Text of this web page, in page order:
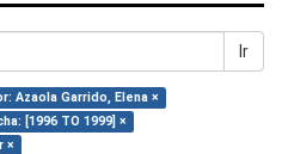
Ir
Azaola Garrido, Elena ×
[1996 TO 1999] ×
×